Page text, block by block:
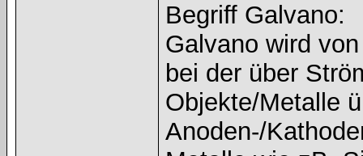
Begriff Galvano:
Galvano wird
bei der über
Objekte/Metalle
Anoden-/